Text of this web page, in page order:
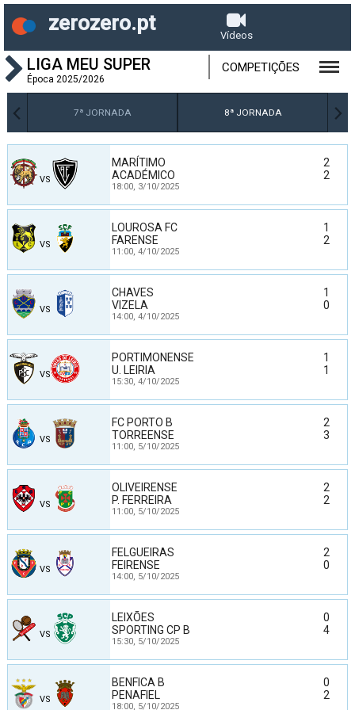
zerozero.pt
Vídeos
LIGA MEU SUPER
Época 2025/2026
COMPETIÇÕES
7ª JORNADA 8ª JORNADA
VS
MARÍTIMO
2
ACADÉMICO
2
18:00, 3/10/2025
VS
LOUROSA FC
1
FARENSE
2
11:00, 4/10/2025
VS
CHAVES
1
VIZELA
0
14:00, 4/10/2025
VS
PORTIMONENSE
1
U. LEIRIA
1
15:30, 4/10/2025
VS
FC PORTO B
2
TORREENSE
3
11:00, 5/10/2025
VS
OLIVEIRENSE
2
P. FERREIRA
2
11:00, 5/10/2025
VS
FELGUEIRAS
2
FEIRENSE
0
14:00, 5/10/2025
VS
LEIXÕES
0
SPORTING CP B
4
15:30, 5/10/2025
VS
BENFICA B
0
PENAFIEL
2
18:00, 5/10/2025